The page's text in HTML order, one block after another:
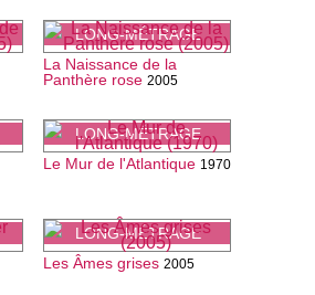
LONG-MÉTRAGE
LONG-MÉTRAGE
La Naissance de la
Panthère rose 2005
LONG-MÉTRAGE
Le Mur de l'Atlantique 1970
Les Âmes grises 2005